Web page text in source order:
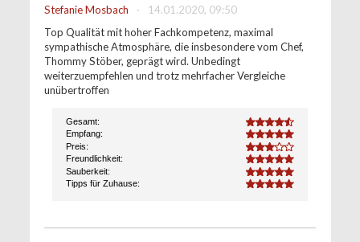
Stefanie Mosbach ·
14.01.2020, 09:50
Top Qualität mit hoher Fachkompetenz, maximal
sympathische Atmosphäre, die insbesondere vom Chef,
Thommy Stöber, geprägt wird. Unbedingt
weiterzuempfehlen und trotz mehrfacher Vergleiche
unübertroffen
Gesamt: 4.6
Empfang: 5.0
Preis: 3.0
Freundlichkeit: 5.0
Sauberkeit: 5.0
Tipps für Zuhause: 5.0